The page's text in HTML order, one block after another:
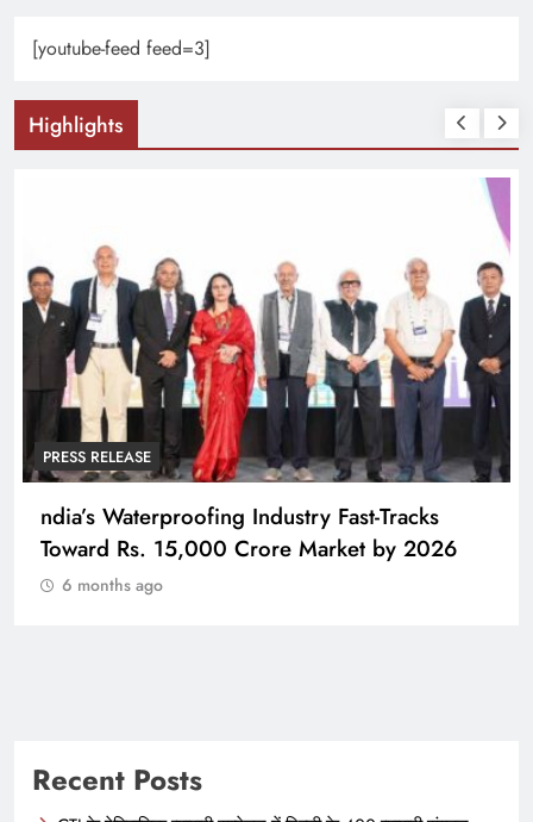
[youtube-feed feed=3]
Highlights
PRESS RELEASE
ndia’s Waterproofing Industry Fast-Tracks
Toward Rs. 15,000 Crore Market by 2026
6 months ago
Recent Posts